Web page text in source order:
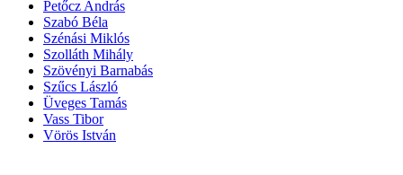
Petőcz András
Szabó Béla
Szénási Miklós
Szolláth Mihály
Szövényi Barnabás
Szűcs László
Üveges Tamás
Vass Tibor
Vörös István